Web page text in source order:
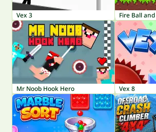
Vex 3
Mr Noob Hook Hero Vex 8